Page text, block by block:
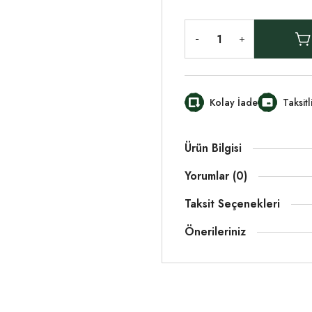
Kolay İade
Ürün Bilgisi
Yorumlar (0)
Taksit Seçenekleri
Önerileriniz